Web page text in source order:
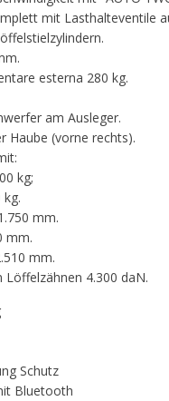
mit Lasthalteventile
esterna 280 kg.
am Ausleger.
Haube (vorne rechts).
kg;
mm.
mm.
mm.
4.300 daN.
Schutz
Bluetooth